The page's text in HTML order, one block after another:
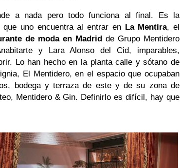
a nada pero todo funciona al final. Es la
uno encuentra al entrar en La Mentira, el
de moda en Madrid de Grupo Mentidero
y Lara Alonso del Cid, imparables,
Lo han hecho en la planta calle y sótano de
El Mentidero, en el espacio que ocupaban
bodega y terraza de este y de su zona de
Mentidero & Gin. Definirlo es difícil, hay que